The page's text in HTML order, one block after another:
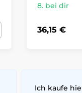
8. bei dir
36,15 €
Ich kaufe